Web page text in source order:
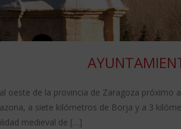
oeste de la provincia de Zaragoza
a siete kilómetros de Borja y a 3
medieval de […]